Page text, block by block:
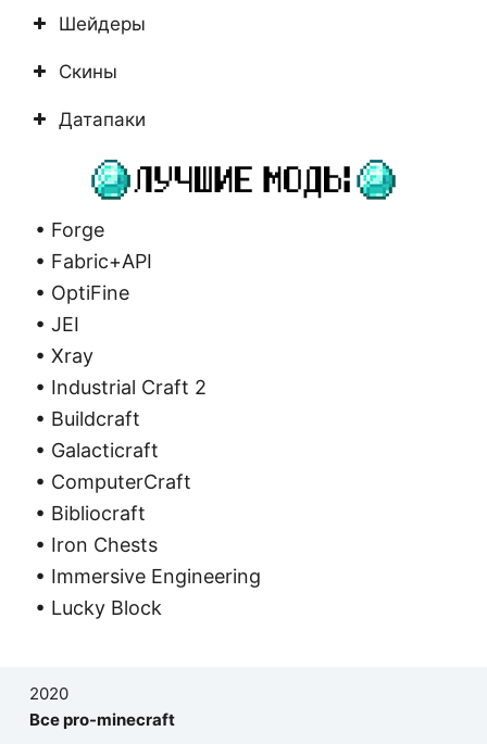
Шейдеры
Скины
Датапаки
• Forge
• Fabric+API
• OptiFine
• JEI
• Xray
• Industrial Craft 2
• Buildcraft
• Galacticraft
• ComputerCraft
• Bibliocraft
• Iron Chests
• Immersive Engineering
• Lucky Block
2020
Все pro-minecraft